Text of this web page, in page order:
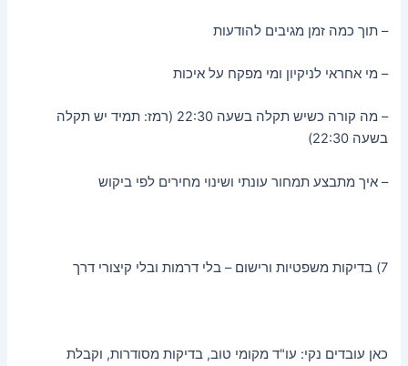
– תוך כמה זמן מגיבים להודעות
– מי אחראי לניקיון ומי מפקח על איכות
– מה קורה כשיש תקלה בשעה 22:30 (רמז: תמיד יש תקלה
בשעה 22:30)
– איך מתבצע תמחור עונתי ושינוי מחירים לפי ביקוש
7) בדיקות משפטיות ורישום – בלי דרמות ובלי קיצורי דרך
כאן עובדים נקי: עו"ד מקומי טוב, בדיקות מסודרות, וקבלת